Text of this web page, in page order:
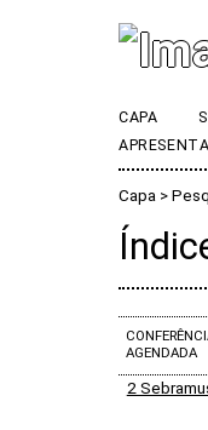
CAPA
Capa >
AGENDADA
2